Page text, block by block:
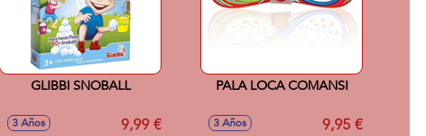
GLIBBI SNOBALL
3 Años 9,99 €
PALA LOCA COMANSI
3 Años 9,95 €